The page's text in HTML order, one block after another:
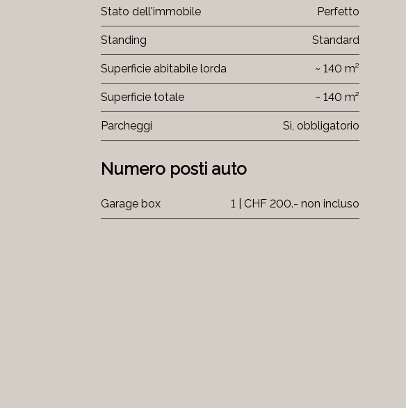
Stato dell'immobile Perfetto
Standing Standard
Superficie abitabile lorda ~ 140 m²
Superficie totale ~ 140 m²
Parcheggi Sì, obbligatorio
Numero posti auto
Garage box 1 | CHF 200.- non incluso